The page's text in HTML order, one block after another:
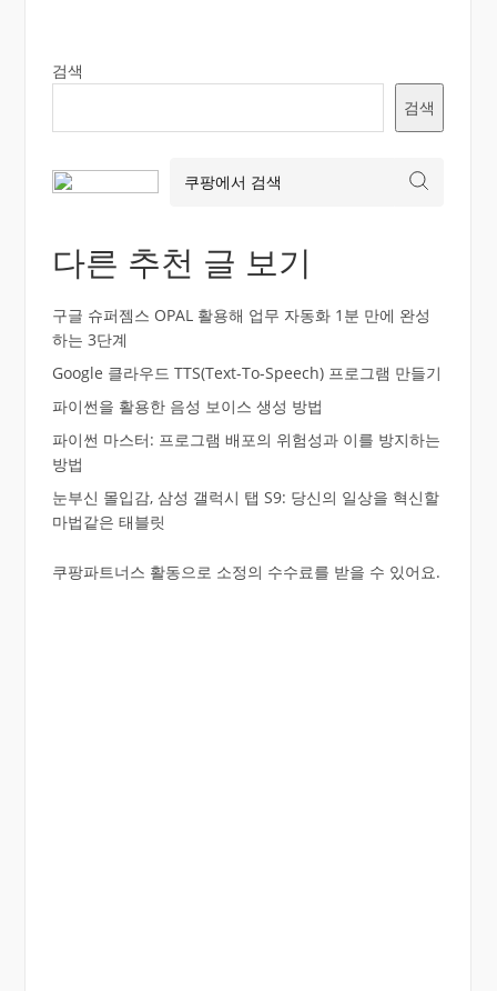
검색
검색
다른 추천 글 보기
구글 슈퍼젬스 OPAL 활용해 업무 자동화 1분 만에 완성
하는 3단계
Google 클라우드 TTS(Text-To-Speech) 프로그램 만들기
파이썬을 활용한 음성 보이스 생성 방법
파이썬 마스터: 프로그램 배포의 위험성과 이를 방지하는
방법
눈부신 몰입감, 삼성 갤럭시 탭 S9: 당신의 일상을 혁신할
마법같은 태블릿
쿠팡파트너스 활동으로 소정의 수수료를 받을 수 있어요.